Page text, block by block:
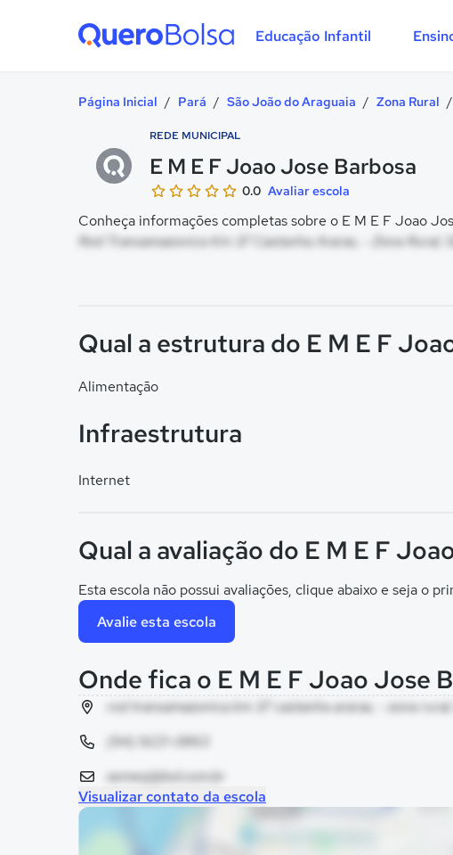
Educação Infantil
Página Inicial / Pará / São João do Araguaia / Zona Rural /
REDE MUNICIPAL
E M E F Joao Jose Barbosa
0.0 Avaliar escola
Conheça informações completas sobre o E M E F Joao
Rod Transamazonica Km 37 Castanha Araras, - Zona Rural,
Qual a estrutura do E M E F
Alimentação
Infraestrutura
Internet
Qual a avaliação do E M E F
Esta escola não possui avaliações, clique abaixo e seja o
Avalie esta escola
Onde fica o E M E F Joao Jose
rod transamazonica km 37 castanha araras, - zona
(94) 9221-0863
semesj@bol.com.br
Visualizar contato da escola